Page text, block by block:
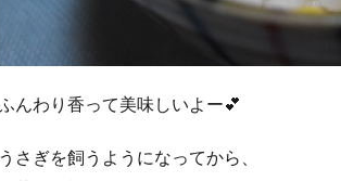
ふんわり香って美味しいよー💕
うさぎを飼うようになってから、